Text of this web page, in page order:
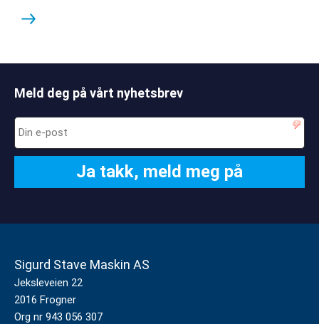
Meld deg på vårt nyhetsbrev
Sigurd Stave Maskin AS
Jeksleveien 22
2016 Frogner
Org nr 943 056 307